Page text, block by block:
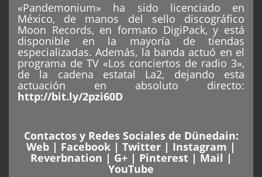
«Pandemonium» ha sido licenciado en
México, de manos del sello discográfico
Moon Records, en formato DigiPack, y está
disponible en la mayoría de tiendas
especializadas. Además, la banda actuó en el
programa de TV «Los conciertos de radio 3»,
de la cadena estatal La2, dejando esta
actuación en absoluto directo:
http://bit.ly/2pzi60D
Contactos y Redes Sociales de Dünedain:
Web | Facebook | Twitter | Instagram |
Reverbnation | G+| Pinterest| Mail |
YouTube